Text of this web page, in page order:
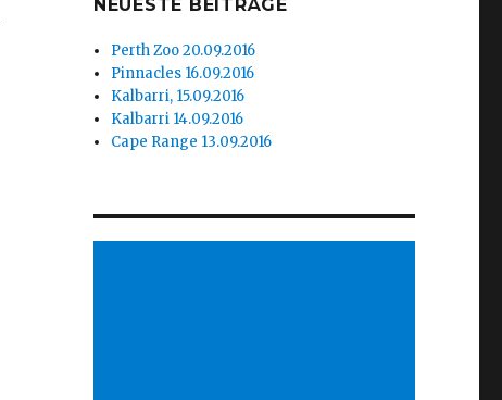
NEUESTE BEITRÄGE
Perth Zoo 20.09.2016
Pinnacles 16.09.2016
Kalbarri, 15.09.2016
Kalbarri 14.09.2016
Cape Range 13.09.2016